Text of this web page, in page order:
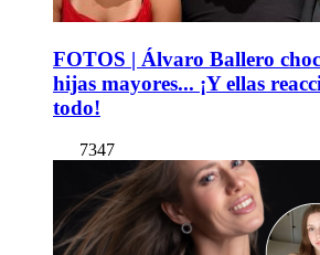
FOTOS | Álvaro Ballero
hijas mayores... ¡Y ellas
todo!
7347